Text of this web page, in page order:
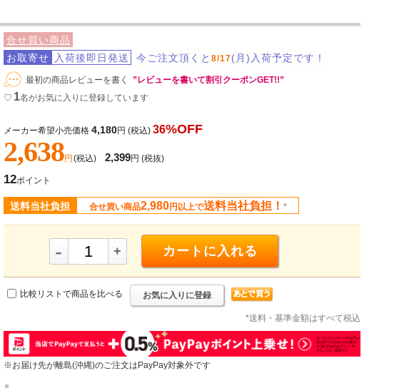
合せ買い商品
お取寄せ
入荷後即日発送 今ご注文頂くと 8/17(月)入荷予定です！
最初の商品レビューを書く
”レビューを書いて割引クーポンGET!!”
♡ 1名がお気に入りに登録しています
メーカー希望小売価格 4,180円 (税込) 36%OFF
2,638円 (税込) 2,399円 (税抜)
12ポイント
送料当社負担 合せ買い商品2,980円以上で送料当社負担！ *
- + カートに入れる
比較リストで商品を比べる お気に入りに登録
*送料・基準金額はすべて税込
※お届け先が離島(沖縄)のご注文はPayPay対象外です